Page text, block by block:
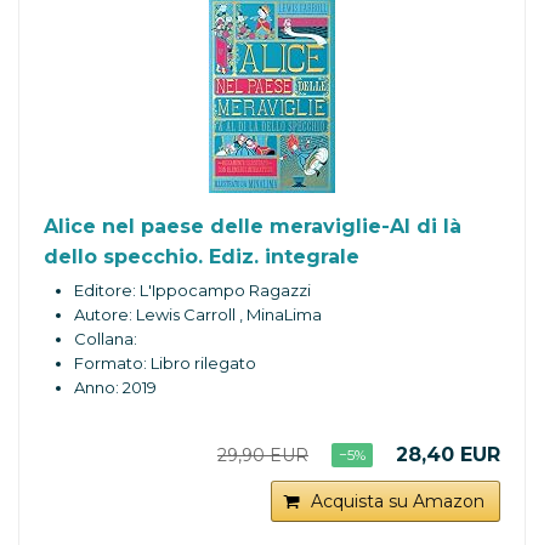
Alice nel paese delle meraviglie-Al di là
dello specchio. Ediz. integrale
Editore: L'Ippocampo Ragazzi
Autore: Lewis Carroll , MinaLima
Collana:
Formato: Libro rilegato
Anno: 2019
29,90 EUR −5% 28,40 EUR
Acquista su Amazon